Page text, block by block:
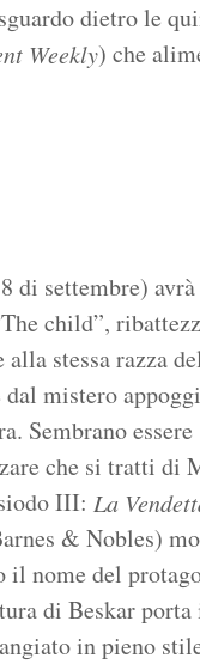
dietro le
Weekly) che
settembre)
child”,
stessa razza
mistero
Sembrano
che si tratti di
III: La
& Nobles)
il nome del
di Beskar
in pieno